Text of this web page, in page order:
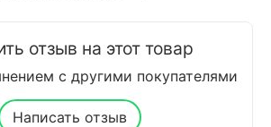
отзыв на этот товар
с другими покупателями
Написать отзыв